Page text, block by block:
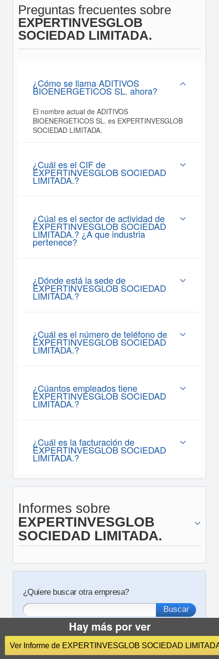
Preguntas frecuentes sobre
EXPERTINVESGLOB
SOCIEDAD LIMITADA.
¿Cómo se llama ADITIVOS
BIOENERGETICOS SL. ahora?
El nombre actual de ADITIVOS
BIOENERGETICOS SL. es EXPERTINVESGLOB
SOCIEDAD LIMITADA.
¿Cuál es el CIF de
EXPERTINVESGLOB SOCIEDAD
LIMITADA.?
¿Cúal es el sector de actividad de
EXPERTINVESGLOB SOCIEDAD
LIMITADA.? ¿A que industria
pertenece?
¿Dónde está la sede de
EXPERTINVESGLOB SOCIEDAD
LIMITADA.?
¿Cuál es el número de teléfono de
EXPERTINVESGLOB SOCIEDAD
LIMITADA.?
¿Cúantos empleados tiene
EXPERTINVESGLOB SOCIEDAD
LIMITADA.?
¿Cuál es la facturación de
EXPERTINVESGLOB SOCIEDAD
LIMITADA.?
Informes sobre
EXPERTINVESGLOB
SOCIEDAD LIMITADA.
¿Quiere buscar otra empresa?
Busque gratis empresas, autónomos y ejecutivos
Hay más por ver
Ver Informe de EXPERTINVESGLOB SOCIEDAD